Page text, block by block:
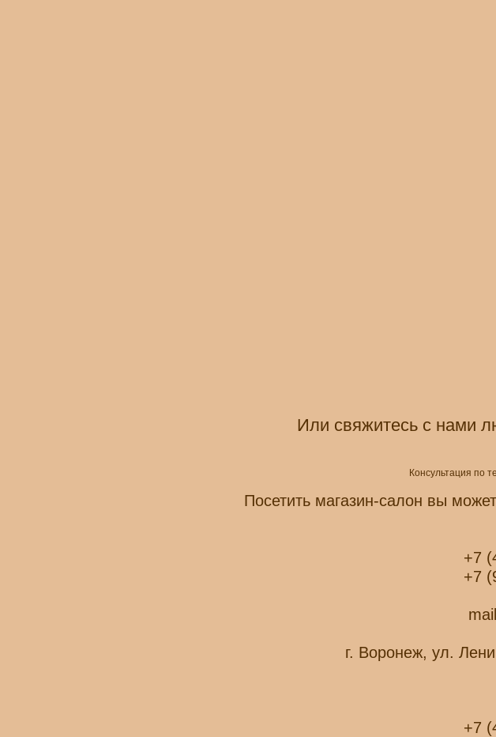
Или свяжитесь с нами
Консультация по
Посетить магазин-салон вы
+7
+7
г. Воронеж, ул.
+7